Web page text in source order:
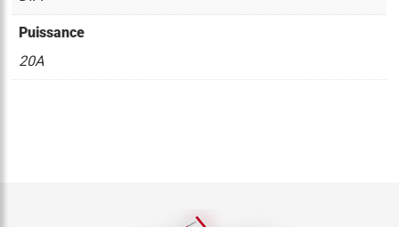
Puissance
20A